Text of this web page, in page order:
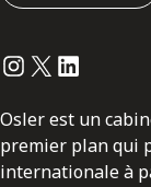
Instagram
Twitter
LinkedIn
Osler est un
premier plan qui
internationale à